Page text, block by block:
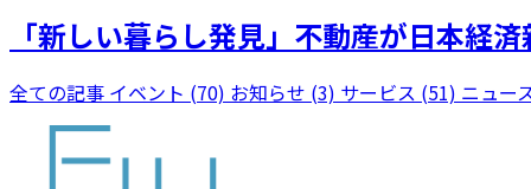
「新しい暮らし発見」不動産が日本経
全ての記事 イベント (70) お知らせ (3) サービス (51) ニュー